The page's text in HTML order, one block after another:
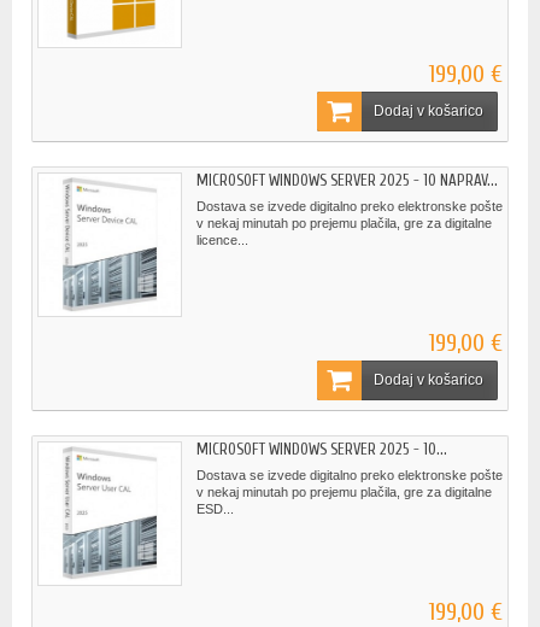
199,00 €
Dodaj v košarico
MICROSOFT WINDOWS SERVER 2025 - 10 NAPRAV...
Dostava se izvede digitalno preko elektronske pošte
v nekaj minutah po prejemu plačila, gre za digitalne
licence...
199,00 €
Dodaj v košarico
MICROSOFT WINDOWS SERVER 2025 - 10...
Dostava se izvede digitalno preko elektronske pošte
v nekaj minutah po prejemu plačila, gre za digitalne
ESD...
199,00 €